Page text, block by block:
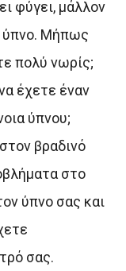
φύγει, μάλλον
ύπνο. Μήπως
πολύ νωρίς;
έχετε έναν
ύπνου;
βραδινό
στο
ύπνο σας και
σας.